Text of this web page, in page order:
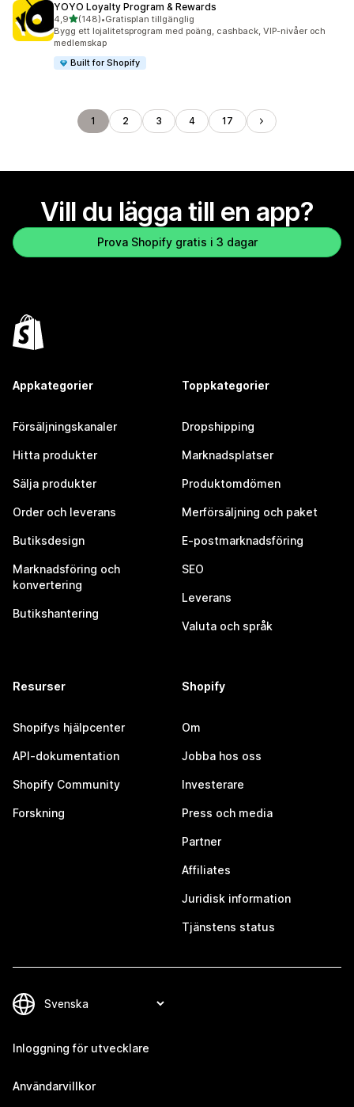
YOYO Loyalty Program & Rewards
4,9av 5 stjärnor
(148)
148 recensioner totalt
•Gratisplan tillgänglig
Bygg ett lojalitetsprogram med poäng, cashback, VIP-nivåer och
medlemskap
Built for Shopify
1 2 3 4 17
Vill du lägga till en app?
Prova Shopify gratis i 3 dagar
Appkategorier
Försäljningskanaler
Hitta produkter
Sälja produkter
Order och leverans
Butiksdesign
Marknadsföring och
konvertering
Butikshantering
Toppkategorier
Dropshipping
Marknadsplatser
Produktomdömen
Merförsäljning och paket
E-postmarknadsföring
SEO
Leverans
Valuta och språk
Resurser
Shopifys hjälpcenter
API-dokumentation
Shopify Community
Forskning
Shopify
Om
Jobba hos oss
Investerare
Press och media
Partner
Affiliates
Juridisk information
Tjänstens status
Inloggning för utvecklare
Användarvillkor